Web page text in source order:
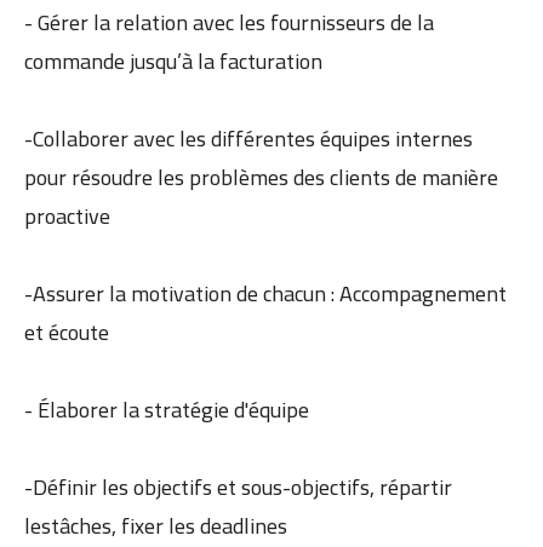
- Gérer la relation avec les fournisseurs de la
commande jusqu’à la facturation
-Collaborer avec les différentes équipes internes
pour résoudre les problèmes des clients de manière
proactive
-Assurer la motivation de chacun : Accompagnement
et écoute
- Élaborer la stratégie d'équipe
-Définir les objectifs et sous-objectifs, répartir
lestâches, fixer les deadlines